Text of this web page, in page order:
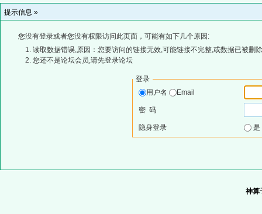
提示信息 »
您没有登录或者您没有权限访问此页面，可能有如下几个原因:
读取数据错误,原因：您要访问的链接无效,可能链接不完整,或数据已被删
您还不是论坛会员,请先登录论坛
登录
用户名
Email
密 码
隐身登录
神算